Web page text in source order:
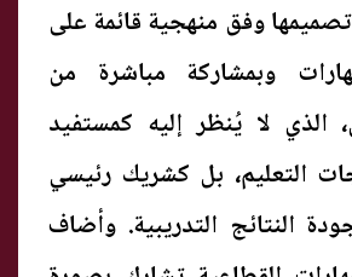
وفق منهجية قائمة على
وبمشاركة مباشرة من
الذي لا يُنظر إليه كمستفيد
التعليم، بل كشريك رئيسي
النتائج التدريبية. وأضاف